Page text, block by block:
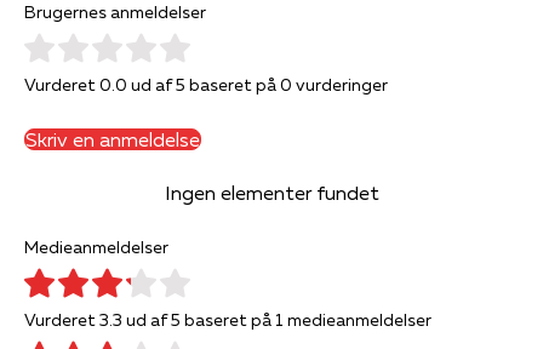
Brugernes anmeldelser
Vurderet 0.0 ud af 5 baseret på 0 vurderinger
Skriv en anmeldelse
Ingen elementer fundet
Medieanmeldelser
Vurderet 3.3 ud af 5 baseret på 1 medieanmeldelser